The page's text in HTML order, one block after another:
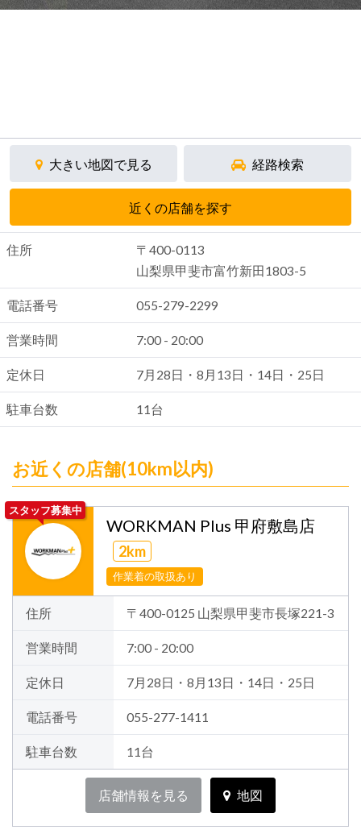
大きい地図で見る 経路検索
近くの店舗を探す
住所
〒400-0113
山梨県甲斐市富竹新田1803-5
電話番号 055-279-2299
営業時間 7:00 - 20:00
定休日 7月28日・8月13日・14日・25日
駐車台数 11台
お近くの店舗(10km以内)
スタッフ募集中
WORKMAN Plus 甲府敷島店
2km
作業着の取扱あり
住所 〒400-0125 山梨県甲斐市長塚221-3
営業時間 7:00 - 20:00
定休日 7月28日・8月13日・14日・25日
電話番号 055-277-1411
駐車台数 11台
店舗情報を見る 地図